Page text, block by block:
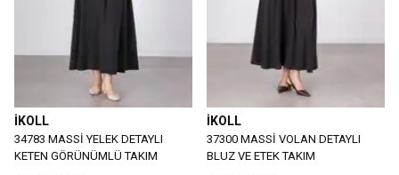
İKOLL
34783 MASSİ YELEK DETAYLI
KETEN GÖRÜNÜMLÜ TAKIM
İKOLL
37300 MASSİ VOLAN DETAYLI
BLUZ VE ETEK TAKIM